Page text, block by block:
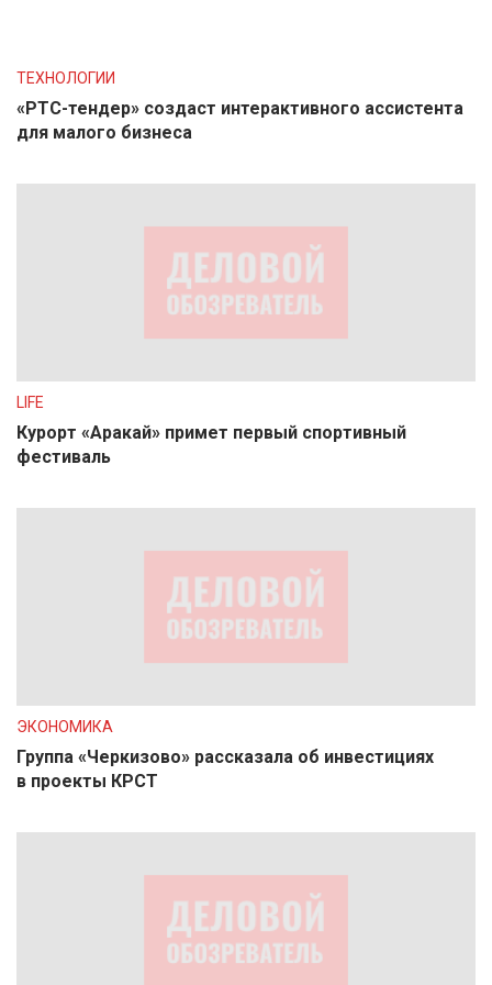
ТЕХНОЛОГИИ
«РТС-тендер» создаст интерактивного ассистента
для малого бизнеса
LIFE
Курорт «Аракай» примет первый спортивный
фестиваль
ЭКОНОМИКА
Группа «Черкизово» рассказала об инвестициях
в проекты КРСТ